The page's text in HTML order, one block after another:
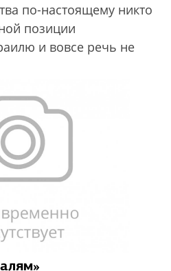
по-настоящему никто
позиции
и вовсе речь не